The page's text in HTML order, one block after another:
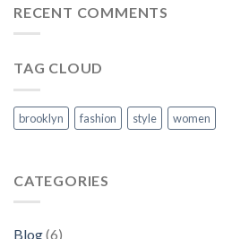
RECENT COMMENTS
TAG CLOUD
brooklyn fashion style women
CATEGORIES
Blog(6)